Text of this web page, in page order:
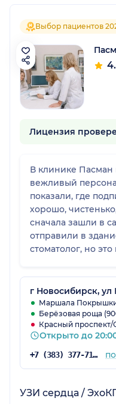
Выбор пациентов
Лицензия
В клинике Пасман
вежливый
показали, где
хорошо,
сначала зашли в
отправили в
стоматолог, но
г Новосибирск, ул
Маршала
Берёзовая роща
Красный проспект/
Открыто до
+7 (383) 377-71-34
УЗИ сердца /